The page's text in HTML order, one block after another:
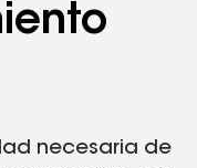
necesaria de